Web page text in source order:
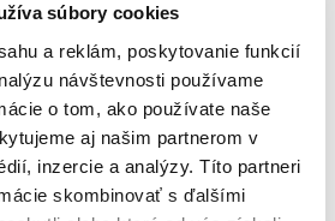
súbory cookies
a reklám, poskytovanie funkcií
návštevnosti používame
o tom, ako používate naše
aj našim partnerom v
inzercie a analýzy. Títo partneri
skombinovať s ďalšími
s jahňacinou a hráškom pre
alebo obezitou. Jedlo vám umožňuje
hmotnosť.